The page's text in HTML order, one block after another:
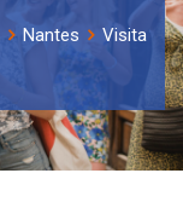
Nantes
Visita